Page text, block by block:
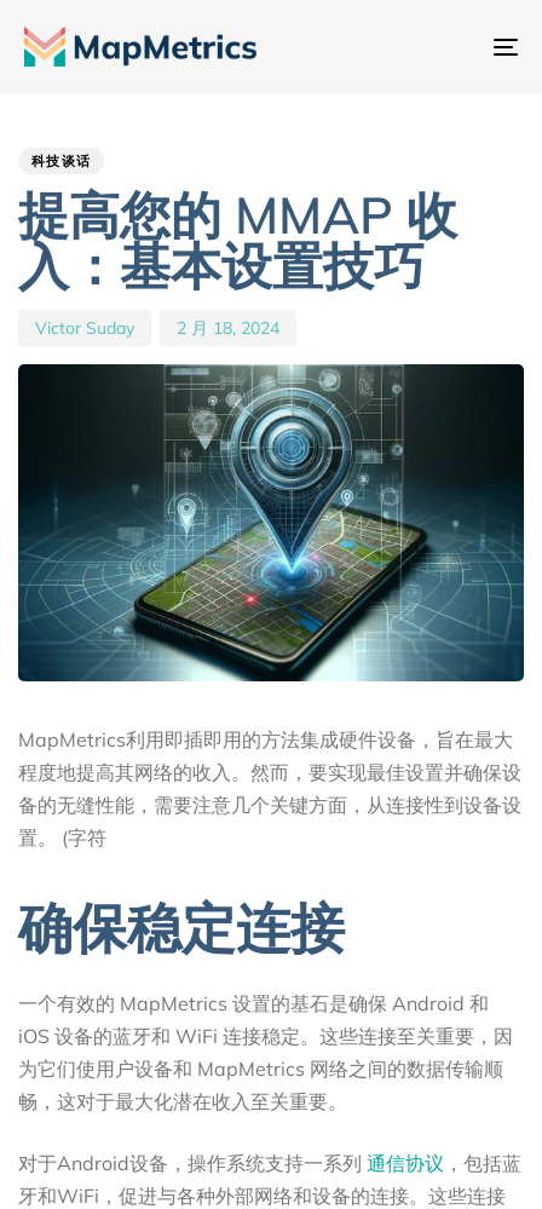
切
科技谈话
提高您的 MMAP 收
入：基本设置技巧
Victor Suday 2 月 18, 2024
MapMetrics利用即插即用的方法集成硬件设备，旨在最大
程度地提高其网络的收入。然而，要实现最佳设置并确保设
备的无缝性能，需要注意几个关键方面，从连接性到设备设
置。 (字符
确保稳定连接
一个有效的 MapMetrics 设置的基石是确保 Android 和
iOS 设备的蓝牙和 WiFi 连接稳定。这些连接至关重要，因
为它们使用户设备和 MapMetrics 网络之间的数据传输顺
畅，这对于最大化潜在收入至关重要。
对于Android设备，操作系统支持一系列 通信协议 ，包括蓝
牙和WiFi，促进与各种外部网络和设备的连接。这些连接